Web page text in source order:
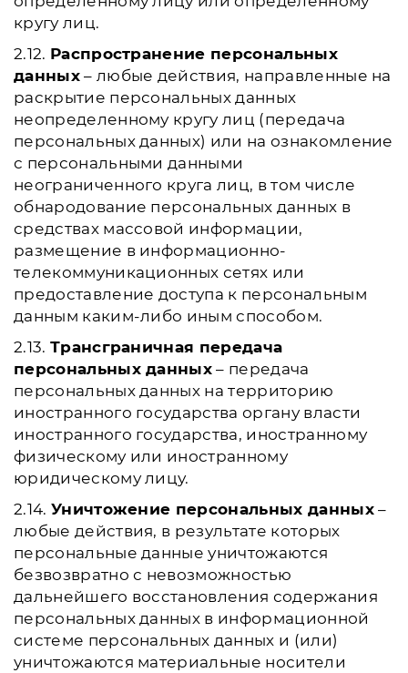
кругу лиц.
2.12. Распространение персональных
данных– любые действия, направленные на
раскрытие персональных данных
неопределенному кругу лиц (передача
персональных данных) или на ознакомление
с персональными данными
неограниченного круга лиц, в том числе
обнародование персональных данных в
средствах массовой информации,
размещение в информационно-
телекоммуникационных сетях или
предоставление доступа к персональным
данным каким-либо иным способом.
2.13. Трансграничная передача
персональных данных – передача
персональных данных на территорию
иностранного государства органу власти
иностранного государства, иностранному
физическому или иностранному
юридическому лицу.
2.14. Уничтожение персональных данных–
любые действия, в результате которых
персональные данные уничтожаются
безвозвратно с невозможностью
дальнейшего восстановления содержания
персональных данных в информационной
системе персональных данных и (или)
уничтожаются материальные носители